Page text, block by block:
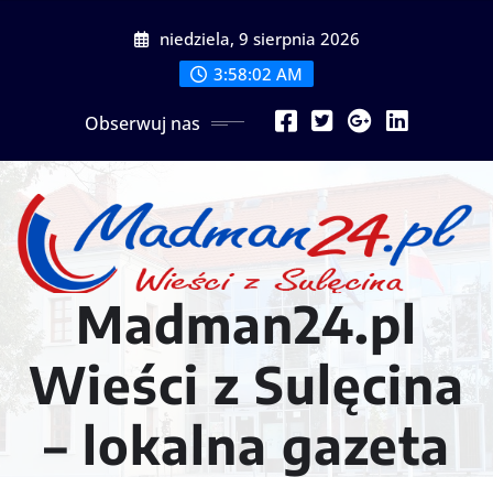
niedziela, 9 sierpnia 2026
3:58:04 AM
Obserwuj nas
Madman24.pl
Wieści z Sulęcina
– lokalna gazeta